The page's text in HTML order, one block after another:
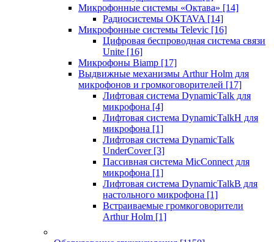
Микрофонные системы «Октава» [14]
Радиосистемы OKTAVA [14]
Микрофонные системы Televic [16]
Цифровая беспроводная система связи
Unite [16]
Микрофоны Biamp [17]
Выдвижные механизмы Arthur Holm для
микрофонов и громкоговорителей [17]
Лифтовая система DynamicTalk для
микрофона [4]
Лифтовая система DynamicTalkH для
микрофона [1]
Лифтовая система DynamicTalk
UnderCover [3]
Пассивная система MicConnect для
микрофона [1]
Лифтовая система DynamicTalkB для
настольного микрофона [1]
Встраиваемые громкоговорители
Arthur Holm [1]